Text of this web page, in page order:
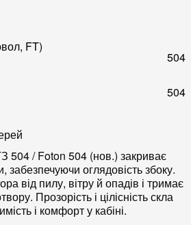
FT)
504
504
504 / Foton 504 (нов.) закриває
забезпечуючи оглядовість збоку.
від пилу, вітру й опадів і тримає
Прозорість і цілісність скла
і комфорт у кабіні.